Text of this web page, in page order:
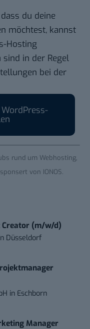
du deine
möchtest, kannst
Hosting
sind in der Regel
bei der
rund um Webhosting,
von IONOS.
Creator (m/w/d)
Düsseldorf
in Eschborn
Manager